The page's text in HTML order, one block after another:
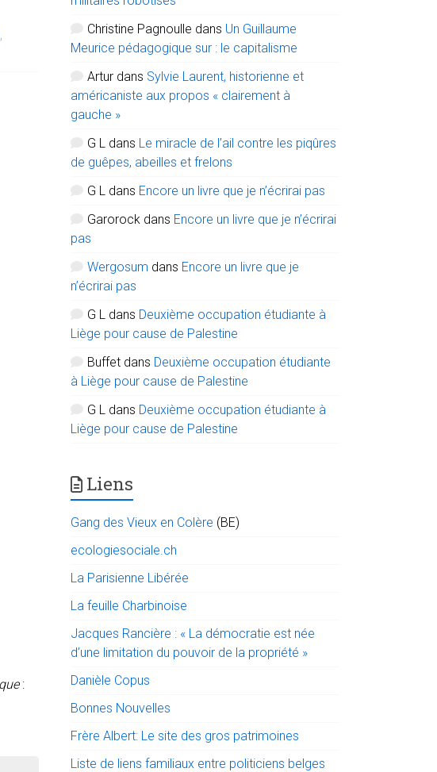
,
:
Christine Pagnoulle dans Un Guillaume
Meurice pédagogique sur : le capitalisme
Artur dans Sylvie Laurent, historienne et
américaniste aux propos « clairement à
gauche »
G L dans Le miracle de l’ail contre les piqûres
de guêpes, abeilles et frelons
G L dans Encore un livre que je n’écrirai pas
Garorock dans Encore un livre que je n’écrirai
pas
Wergosum dans Encore un livre que je
n’écrirai pas
G L dans Deuxième occupation étudiante à
Liège pour cause de Palestine
Buffet dans Deuxième occupation étudiante
à Liège pour cause de Palestine
G L dans Deuxième occupation étudiante à
Liège pour cause de Palestine
Liens
Gang des Vieux en Colère (BE)
ecologiesociale.ch
La Parisienne Libérée
La feuille Charbinoise
Jacques Rancière : « La démocratie est née
d’une limitation du pouvoir de la propriété »
Danièle Copus
Bonnes Nouvelles
Frère Albert: Le site des gros patrimoines
Liste de liens familiaux entre politiciens belges